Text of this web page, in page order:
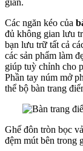
Các ngăn kéo của
đủ không gian lưu
bạn lưu trữ tất cả
các sản phẩm làm
giúp tuỳ chỉnh cho
Phần tay núm mở
thể bộ bàn trang
Ghế đôn tròn bọc
đệm mút bên trong